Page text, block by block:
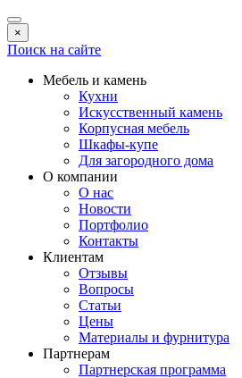
×
Поиск на сайте
Мебель и камень
Кухни
Искусственный камень
Корпусная мебель
Шкафы-купе
Для загородного дома
О компании
О нас
Новости
Портфолио
Контакты
Клиентам
Отзывы
Вопросы
Статьи
Цены
Материалы и фурнитура
Партнерам
Партнерская программа